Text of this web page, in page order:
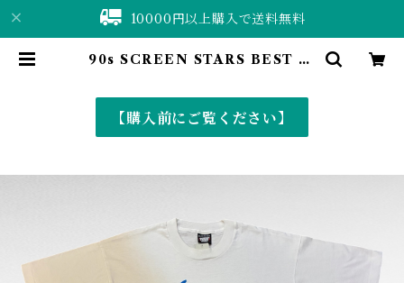
10000円以上購入で送料無料
90s SCREEN STARS BEST pr
hop〈古着&vintage〉
【購入前にご覧ください】